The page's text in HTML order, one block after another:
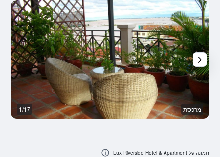
מרפסת 1/17
תמונה של Lux Riverside Hotel & Apartment